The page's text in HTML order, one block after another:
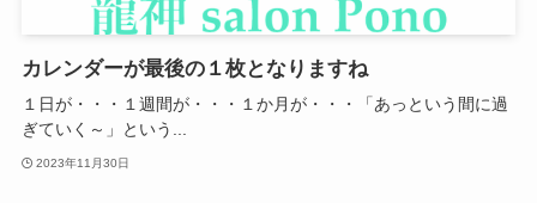
カレンダーが最後の１枚となりますね
１日が・・・１週間が・・・１か月が・・・「あっという間に過
ぎていく～」という...
2023年11月30日